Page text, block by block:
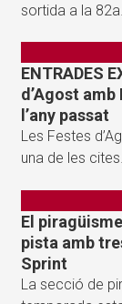
sortida a la 82a…
ENTRADES
d’Agost
l’any passat
Les Festes
una de les
El
pista amb
Sprint
La secció de